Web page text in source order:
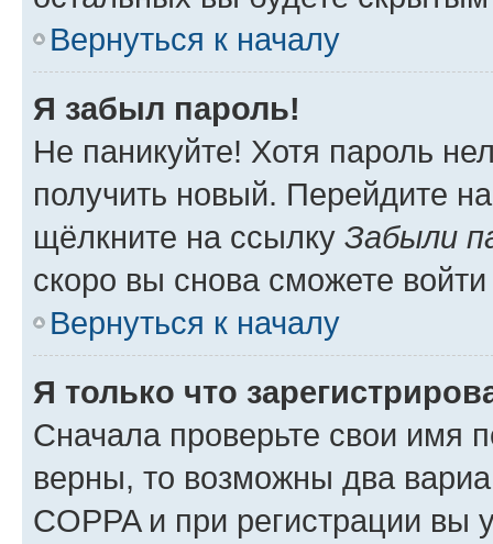
Вернуться к началу
Я забыл пароль!
Не паникуйте! Хотя пароль
получить новый. Перейдите
щёлкните на ссылку Забыли
скоро вы снова сможете
Вернуться к началу
Я только что
Сначала проверьте свои имя
верны, то возможны два
COPPA и при регистрации вы